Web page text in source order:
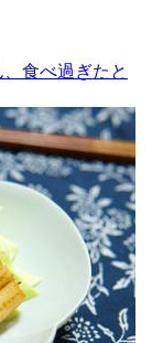
食べ過ぎたと